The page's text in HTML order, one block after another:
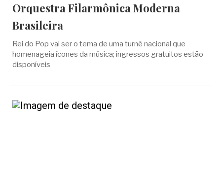
Orquestra Filarmônica Moderna
Brasileira
Rei do Pop vai ser o tema de uma turnê nacional que
homenageia ícones da música; ingressos gratuitos estão
disponíveis